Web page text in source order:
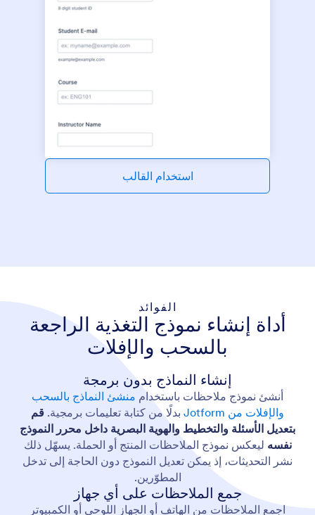
استخدام القالب
الفوائد
أداة إنشاء نموذج التغذية الراجعة
بالسحب والإفلات
إنشاء النماذج بدون برمجة
أنشئ نموذج ملاحظات باستخدام منشئ النماذج بالسحب
والإفلات من Jotform
بدلًا من كتابة تعليمات برمجية. قم
بتعديل الأسئلة والتخطيط والهوية البصرية داخل محرر النموذج
نفسه ليعكس نموذج الملاحظات المنتج أو الحملة. يسهّل ذلك
نشر التحديثات، إذ يمكن تعديل النموذج دون الحاجة إلى تدخل
المطوّرين.
جمع الملاحظات على أي جهاز
اجمع الملاحظات من الهاتف أو الجهاز اللوحي أو الكمبيوتر